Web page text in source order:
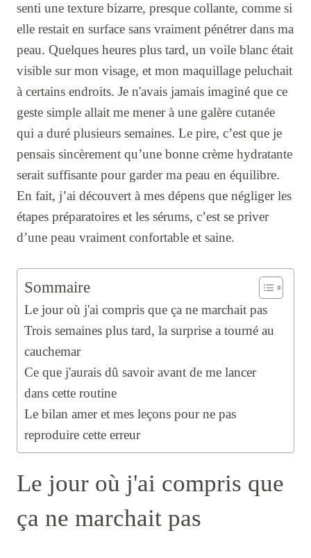
senti une texture bizarre, presque collante, comme si
elle restait en surface sans vraiment pénétrer dans ma
peau. Quelques heures plus tard, un voile blanc était
visible sur mon visage, et mon maquillage peluchait
à certains endroits. Je n'avais jamais imaginé que ce
geste simple allait me mener à une galère cutanée
qui a duré plusieurs semaines. Le pire, c’est que je
pensais sincèrement qu’une bonne crème hydratante
serait suffisante pour garder ma peau en équilibre.
En fait, j’ai découvert à mes dépens que négliger les
étapes préparatoires et les sérums, c’est se priver
d’une peau vraiment confortable et saine.
Sommaire
Le jour où j'ai compris que ça ne marchait pas
Trois semaines plus tard, la surprise a tourné au
cauchemar
Ce que j'aurais dû savoir avant de me lancer
dans cette routine
Le bilan amer et mes leçons pour ne pas
reproduire cette erreur
Le jour où j'ai compris que
ça ne marchait pas